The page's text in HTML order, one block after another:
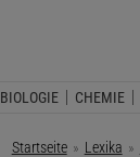
BIOLOGIE CHEMIE
Startseite Lexika